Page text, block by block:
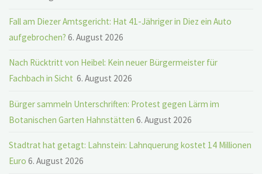
Fall am Diezer Amtsgericht: Hat 41-Jähriger in Diez ein Auto
aufgebrochen? 6. August 2026
Nach Rücktritt von Heibel: Kein neuer Bürgermeister für
Fachbach in Sicht 6. August 2026
Bürger sammeln Unterschriften: Protest gegen Lärm im
Botanischen Garten Hahnstätten 6. August 2026
Stadtrat hat getagt: Lahnstein: Lahnquerung kostet 14 Millionen
Euro 6. August 2026